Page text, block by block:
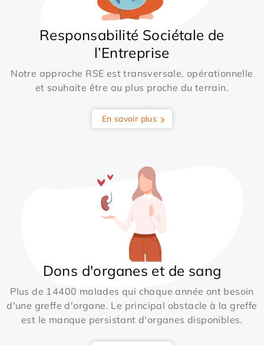
Responsabilité Sociétale de
l’Entreprise
Notre approche RSE est transversale, opérationnelle
et souhaite être au plus proche du terrain.
En savoir plus
Dons d'organes et de sang
Plus de 14400 malades qui chaque année ont besoin
d'une greffe d'organe. Le principal obstacle à la greffe
est le manque persistant d'organes disponibles.